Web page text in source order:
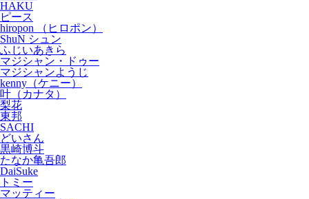
HAKU
ピース
hiropon （ヒロポン）
ShuN シュン
ふじいあきら
マジシャン・ドゥー
マジシャンようじ
kenny（ケニー）
叶（カナタ）
梨花
東邦
SACHI
どいさん
黒崎博斗
たなか亀吾郎
DaiSuke
トミー
マッティー